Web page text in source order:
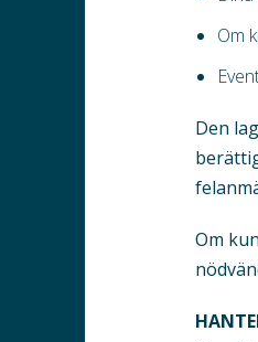
Om
Den
Om